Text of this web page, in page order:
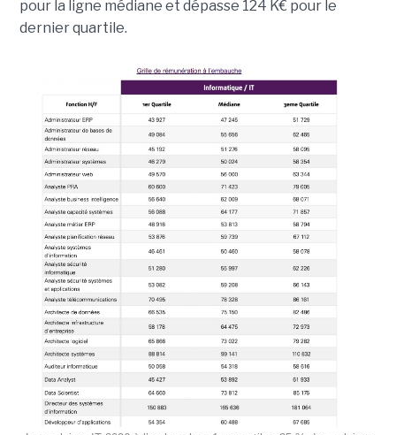
pour la ligne médiane et dépasse 124 K€ pour le
dernier quartile.